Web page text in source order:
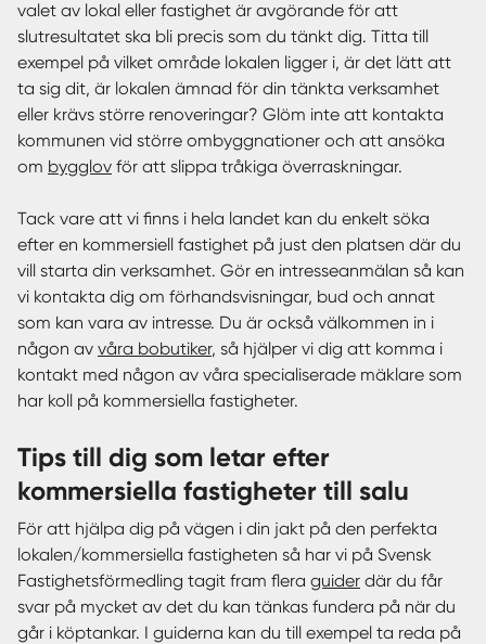
valet av lokal eller fastighet är avgörande för att
slutresultatet ska bli precis som du tänkt dig. Titta till
exempel på vilket område lokalen ligger i, är det lätt att
ta sig dit, är lokalen ämnad för din tänkta verksamhet
eller krävs större renoveringar? Glöm inte att kontakta
kommunen vid större ombyggnationer och att ansöka
om bygglov för att slippa tråkiga överraskningar.
Tack vare att vi finns i hela landet kan du enkelt söka
efter en kommersiell fastighet på just den platsen där du
vill starta din verksamhet. Gör en intresseanmälan så kan
vi kontakta dig om förhandsvisningar, bud och annat
som kan vara av intresse. Du är också välkommen in i
någon av våra bobutiker, så hjälper vi dig att komma i
kontakt med någon av våra specialiserade mäklare som
har koll på kommersiella fastigheter.
Tips till dig som letar efter
kommersiella fastigheter till salu
För att hjälpa dig på vägen i din jakt på den perfekta
lokalen/kommersiella fastigheten så har vi på Svensk
Fastighetsförmedling tagit fram flera guider där du får
svar på mycket av det du kan tänkas fundera på när du
går i köptankar. I guiderna kan du till exempel ta reda på